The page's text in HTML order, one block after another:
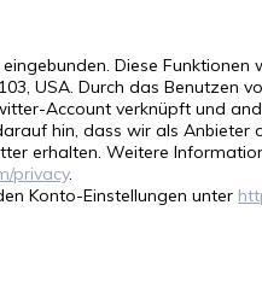
Diese
USA. Durch das Benutzen
Account verknüpft und
hin, dass wir als Anbieter
erhalten. Weitere
privacy.
Konto-Einstellungen unter